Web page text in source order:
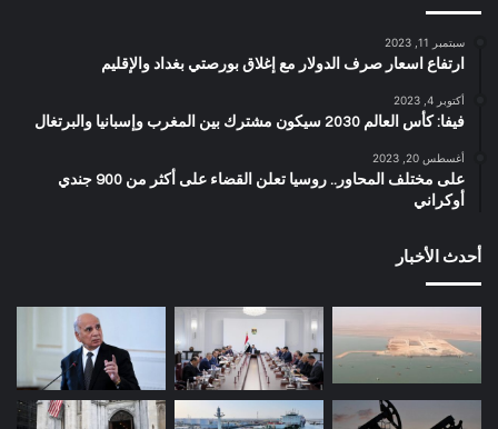
سبتمبر 11, 2023
ارتفاع اسعار صرف الدولار مع إغلاق بورصتي بغداد والإقليم
أكتوبر 4, 2023
فيفا: كأس العالم 2030 سيكون مشترك بين المغرب وإسبانيا والبرتغال
أغسطس 20, 2023
على مختلف المحاور.. روسيا تعلن القضاء على أكثر من 900 جندي
أوكراني
أحدث الأخبار